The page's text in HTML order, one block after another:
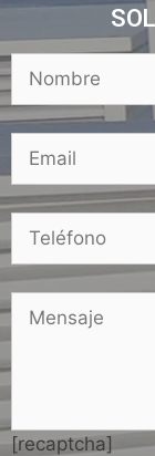
[recaptcha]